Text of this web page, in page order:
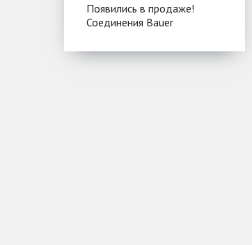
Появились в продаже!
Соединения Bauer